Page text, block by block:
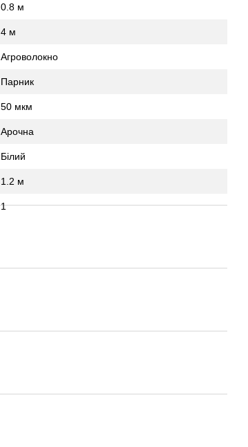
0.8 м
4 м
Агроволокно
Парник
50 мкм
Арочна
Білий
1.2 м
1